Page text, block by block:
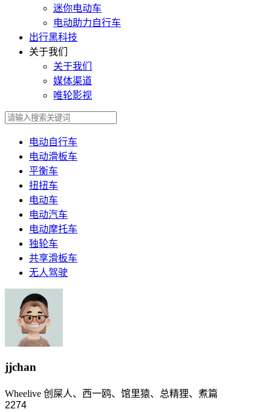
迷你电动车
电动助力自行车
出行黑科技
关于我们
关于我们
媒体渠道
唯轮影视
电动自行车
电动滑板车
平衡车
扭扭车
电动车
电动汽车
电动摩托车
独轮车
共享滑板车
无人驾驶
jjchan
Wheelive 创屎人、西一鸥、馆里猿、总精狸、煮篇
2274